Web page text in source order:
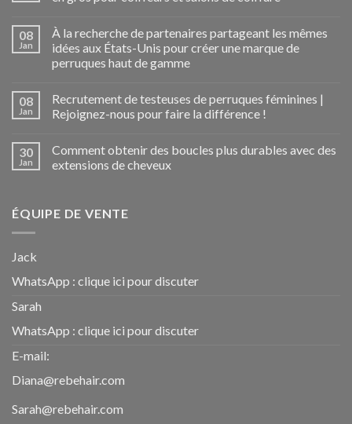
08
Jan
À la recherche de partenaires partageant les mêmes
idées aux États-Unis pour créer une marque de
perruques haut de gamme
08
Jan
Recrutement de testeuses de perruques féminines |
Rejoignez-nous pour faire la différence !
30
Jan
Comment obtenir des boucles plus durables avec des
extensions de cheveux
ÉQUIPE DE VENTE
Jack
WhatsApp : clique ici pour discuter
Sarah
WhatsApp : clique ici pour discuter
E-mail:
Diana@rebehair.com
Sarah@rebehair.com